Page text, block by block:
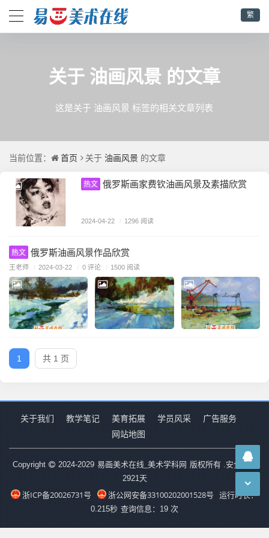
繁
关于 油画风景 的文章
这是关于 油画风景 标签的相关文章列表
当前位置： 首页 关于 油画风景 的文章
热文 俄罗斯画家费钦油画风景及素描欣赏
2024-04-22 / 1296 阅读
热文 俄罗斯油画风景作品欣赏
王老师 / 2024-03-22 / 0 评论 / 1500 阅读
1 共 1 页
关于我们 教学笔记 美育拓展 学员风采
广告服务
网站地图
Copyright 2024-2029 易画美术在线_美术学科网 版权所有 .安全运行
2921天
浙ICP备20026731号 浙公网安备33100202001528号
运行时长：
0.215秒 查询信息：19 次